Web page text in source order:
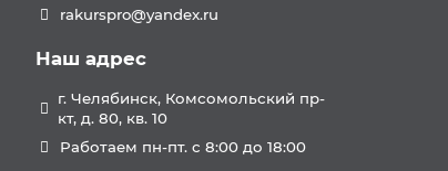
rakurspro@yandex.ru
Наш адрес
г. Челябинск, Комсомольский пр-
кт, д. 80, кв. 10
Работаем пн-пт. с 8:00 до 18:00